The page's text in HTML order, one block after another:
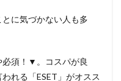
に気づかない人も多
必須！▼。コスパが良
れる「ESET」がオスス